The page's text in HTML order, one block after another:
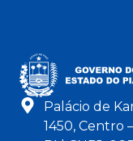
Palácio de
1450, Centro